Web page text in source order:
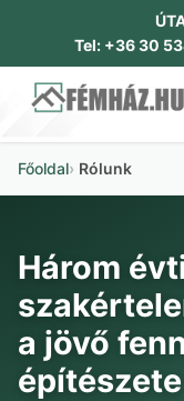
Tel: +36 30
Főoldal Rólunk
Három
a jövő
építészete